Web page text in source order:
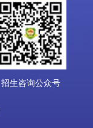
招生咨询公众号